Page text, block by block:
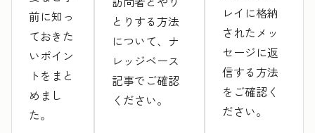
前に知っ
ておきた
いポイン
トをまと
めまし
た。
とりする方法
について、ナ
レッジベース
記事でご確認
ください。
レイに格納
されたメッ
セージに返
信する方法
をご確認く
ださい。